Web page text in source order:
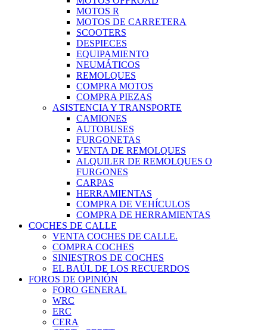
MOTOS R
MOTOS DE CARRETERA
SCOOTERS
DESPIECES
EQUIPAMIENTO
NEUMÁTICOS
REMOLQUES
COMPRA MOTOS
COMPRA PIEZAS
ASISTENCIA Y TRANSPORTE
CAMIONES
AUTOBUSES
FURGONETAS
VENTA DE REMOLQUES
ALQUILER DE REMOLQUES O
FURGONES
CARPAS
HERRAMIENTAS
COMPRA DE VEHÍCULOS
COMPRA DE HERRAMIENTAS
COCHES DE CALLE
VENTA COCHES DE CALLE.
COMPRA COCHES
SINIESTROS DE COCHES
EL BAÚL DE LOS RECUERDOS
FOROS DE OPINIÓN
FORO GENERAL
WRC
ERC
CERA